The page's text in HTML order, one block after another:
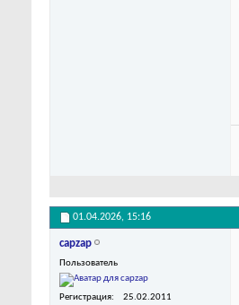
01.04.2026, 15:16
capzap
Пользователь
Регистрация
25.02.2011